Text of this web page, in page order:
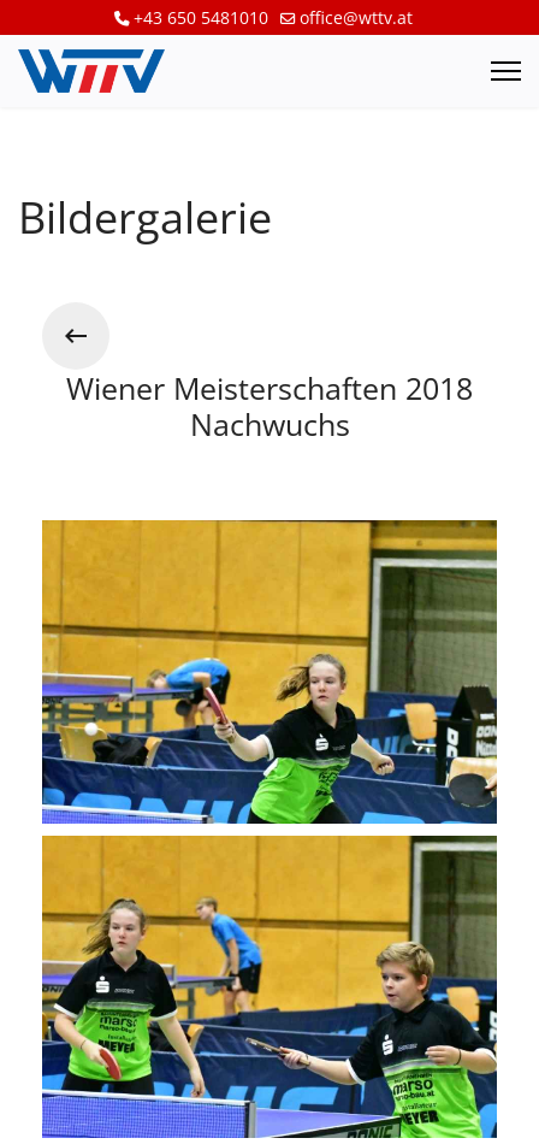
+43 650 5481010 office@wttv.at
Bildergalerie
Wiener Meisterschaften 2018
Nachwuchs